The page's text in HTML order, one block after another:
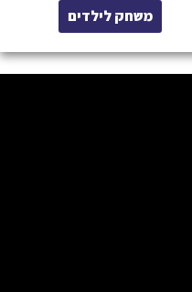
משחק לילדים